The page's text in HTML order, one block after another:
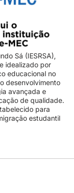
Sá (IESRSA),
idealizado por
educacional no
desenvolvimento
avançada e
de qualidade.
para
estudantil